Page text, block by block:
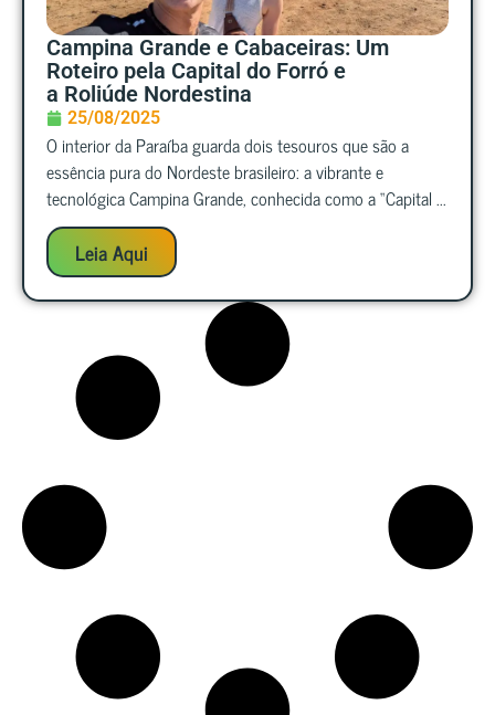
Campina Grande e Cabaceiras: Um
Roteiro pela Capital do Forró e
a Roliúde Nordestina
25/08/2025
O interior da Paraíba guarda dois tesouros que são a
essência pura do Nordeste brasileiro: a vibrante e
tecnológica Campina Grande, conhecida como a “Capital ...
Leia Aqui